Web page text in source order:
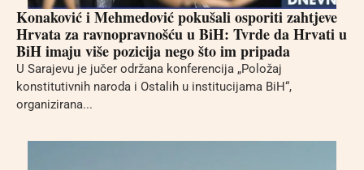
Konaković i Mehmedović pokušali osporiti zahtjeve
Hrvata za ravnopravnošću u BiH: Tvrde da Hrvati u
BiH imaju više pozicija nego što im pripada
U Sarajevu je jučer održana konferencija „Položaj
konstitutivnih naroda i Ostalih u institucijama BiH“,
organizirana...